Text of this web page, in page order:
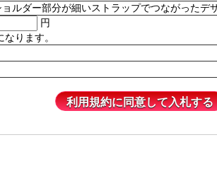
ルダー部分が細いストラップでつながったデ
円
ります。